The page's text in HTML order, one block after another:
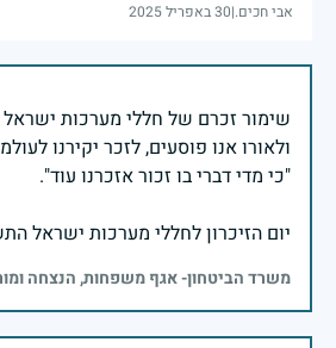
אבי חכים.|30 באפריל 2025
שימור זכרם של חללי מערכות ישראל
יום הזיכרון לחללי מערכות ישראל
משרד הביטחון- אגף משפחות, הנצחה